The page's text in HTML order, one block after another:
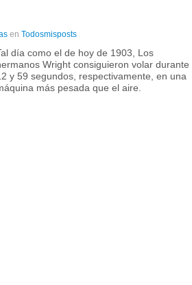
en Todosmisposts
día como el de hoy de 1903, Los
Wright consiguieron volar durante
y 59 segundos, respectivamente, en una
más pesada que el aire.